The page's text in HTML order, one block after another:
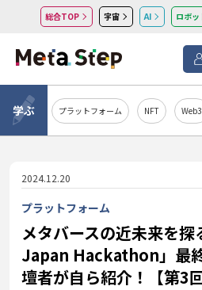
総合TOP 宇宙 AI ロボッ
学ぶ プラットフォーム NFT Web3
2024.12.20
プラットフォーム
メタバースの近未来を
Japan Hackathon」最
壇者が自ら紹介！【第